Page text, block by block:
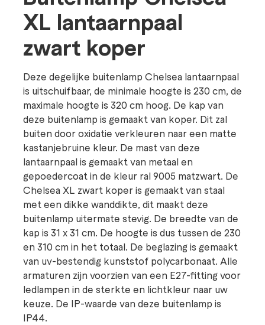
XL lantaarnpaal
zwart koper
Deze degelijke buitenlamp Chelsea lantaarnpaal
is uitschuifbaar, de minimale hoogte is 230 cm, de
maximale hoogte is 320 cm hoog. De kap van
deze buitenlamp is gemaakt van koper. Dit zal
buiten door oxidatie verkleuren naar een matte
kastanjebruine kleur. De mast van deze
lantaarnpaal is gemaakt van metaal en
gepoedercoat in de kleur ral 9005 matzwart. De
Chelsea XL zwart koper is gemaakt van staal
met een dikke wanddikte, dit maakt deze
buitenlamp uitermate stevig. De breedte van de
kap is 31 x 31 cm. De hoogte is dus tussen de 230
en 310 cm in het totaal. De beglazing is gemaakt
van uv-bestendig kunststof polycarbonaat. Alle
armaturen zijn voorzien van een E27-fitting voor
ledlampen in de sterkte en lichtkleur naar uw
keuze. De IP-waarde van deze buitenlamp is
IP44.